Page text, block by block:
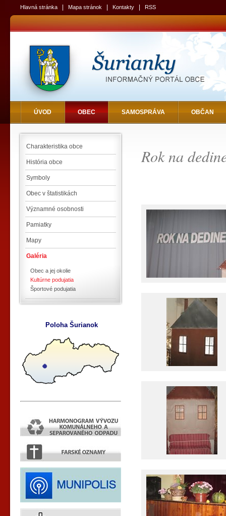
Hlavná stránka Mapa stránok Kontakty RSS
ÚVOD OBEC SAMOSPRÁVA OBČAN
Charakteristika obce
História obce
Symboly
Obec v štatistikách
Významné osobnosti
Pamiatky
Mapy
Galéria
Obec a jej okolie
Kultúrne podujatia
Športové podujatia
Poloha Šurianok
Rok na